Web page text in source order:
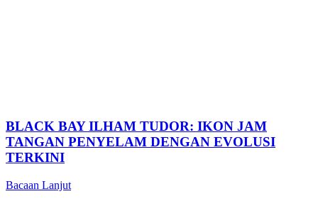
BLACK BAY ILHAM TUDOR: IKON JAM
TANGAN PENYELAM DENGAN EVOLUSI
TERKINI
Bacaan Lanjut